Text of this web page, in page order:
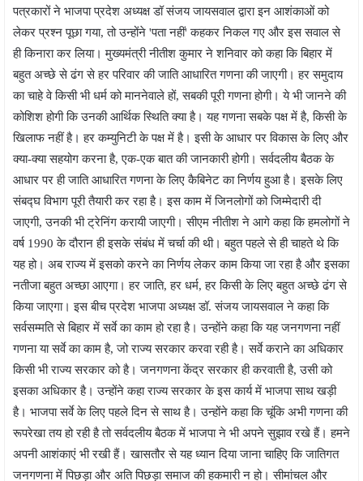
पत्रकारों ने भाजपा प्रदेश अध्यक्ष डॉ संजय जायसवाल द्वारा इन आशंकाओं को
लेकर प्रश्न पूछा गया, तो उन्होंने 'पता नहीं' कहकर निकल गए और इस सवाल से
ही किनारा कर लिया। मुख्यमंत्री नीतीश कुमार ने शनिवार को कहा कि बिहार में
बहुत अच्छे से ढंग से हर परिवार की जाति आधारित गणना की जाएगी। हर समुदाय
का चाहे वे किसी भी धर्म को माननेवाले हों, सबकी पूरी गणना होगी। ये भी जानने की
कोशिश होगी कि उनकी आर्थिक स्थिति क्या है। यह गणना सबके पक्ष में है, किसी के
खिलाफ नहीं है। हर कम्युनिटी के पक्ष में है। इसी के आधार पर विकास के लिए और
क्या-क्या सहयोग करना है, एक-एक बात की जानकारी होगी। सर्वदलीय बैठक के
आधार पर ही जाति आधारित गणना के लिए कैबिनेट का निर्णय हुआ है। इसके लिए
संबद्घ विभाग पूरी तैयारी कर रहा है। इस काम में जिनलोगों को जिम्मेदारी दी
जाएगी, उनकी भी ट्रेनिंग करायी जाएगी। सीएम नीतीश ने आगे कहा कि हमलोगों ने
वर्ष 1990 के दौरान ही इसके संबंध में चर्चा की थी। बहुत पहले से ही चाहते थे कि
यह हो। अब राज्य में इसको करने का निर्णय लेकर काम किया जा रहा है और इसका
नतीजा बहुत अच्छा आएगा। हर जाति, हर धर्म, हर किसी के लिए बहुत अच्छे ढंग से
किया जाएगा। इस बीच प्रदेश भाजपा अध्यक्ष डॉ. संजय जायसवाल ने कहा कि
सर्वसम्मति से बिहार में सर्वे का काम हो रहा है। उन्होंने कहा कि यह जनगणना नहीं
गणना या सर्वे का काम है, जो राज्य सरकार करवा रही है। सर्वे कराने का अधिकार
किसी भी राज्य सरकार को है। जनगणना केंद्र सरकार ही करवाती है, उसी को
इसका अधिकार है। उन्होंने कहा राज्य सरकार के इस कार्य में भाजपा साथ खड़ी
है। भाजपा सर्वे के लिए पहले दिन से साथ है। उन्होंने कहा कि चूंकि अभी गणना की
रूपरेखा तय हो रही है तो सर्वदलीय बैठक में भाजपा ने भी अपने सुझाव रखे हैं। हमने
अपनी आशंकाएं भी रखी हैं। खासतौर से यह ध्यान दिया जाना चाहिए कि जातिगत
जनगणना में पिछड़ा और अति पिछड़ा समाज की हकमारी न हो। सीमांचल और